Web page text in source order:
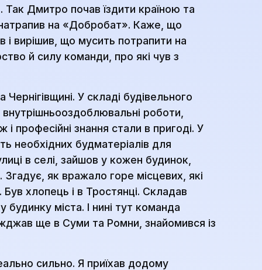
Так Дмитро почав їздити країною та
на «Добробат». Каже, що
і вирішив, що мусить потрапити на
й силу команди, про які чув з
У складі будівельного
роботи,
професійні знання стали в пригоді. У
необхідних будматеріалів для
в селі, зайшов у кожен будинок,
як вражало горе місцевих, які
хлопець і в Тростянці. Складав
міста. І нині тут команда
ще в Суми та Ромни, знайомився із
сильно. Я приїхав додому